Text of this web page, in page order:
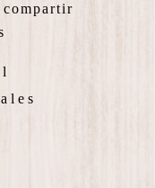
compartir